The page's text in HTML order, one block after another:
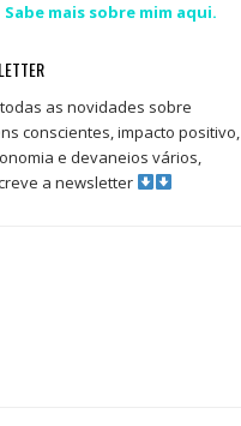
Sabe mais sobre mim aqui.
as novidades sobre
conscientes, impacto positivo,
e devaneios vários,
a newsletter